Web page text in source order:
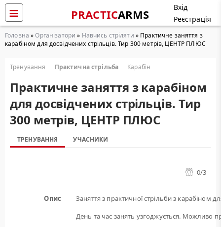
PRACTICARMS
Вхід
Реєстрація
Головна »Організатори » Навчись стріляти » Практичне заняття з
карабіном для досвідчених стрільців. Тир 300 метрів, ЦЕНТР ПЛЮС
Тренування Практична стрільба Карабін
Практичне заняття з карабіном
для досвідчених стрільців. Тир
300 метрів, ЦЕНТР ПЛЮС
ТРЕНУВАННЯ УЧАСНИКИ
0/3
Опис
Заняття з практичної стрільби з карабіном
День та час занять узгоджується. Можливо